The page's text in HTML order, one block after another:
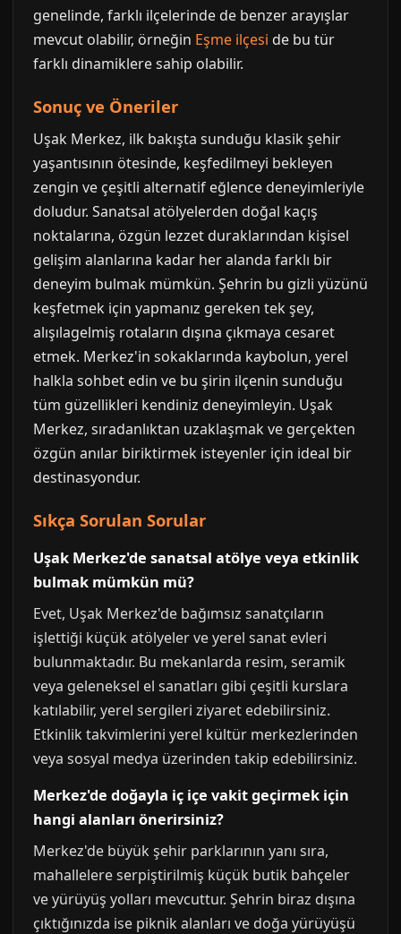
genelinde, farklı ilçelerinde de benzer arayışlar
mevcut olabilir, örneğin Eşme ilçesi de bu tür
farklı dinamiklere sahip olabilir.
Sonuç ve Öneriler
Uşak Merkez, ilk bakışta sunduğu klasik şehir
yaşantısının ötesinde, keşfedilmeyi bekleyen
zengin ve çeşitli alternatif eğlence deneyimleriyle
doludur. Sanatsal atölyelerden doğal kaçış
noktalarına, özgün lezzet duraklarından kişisel
gelişim alanlarına kadar her alanda farklı bir
deneyim bulmak mümkün. Şehrin bu gizli yüzünü
keşfetmek için yapmanız gereken tek şey,
alışılagelmiş rotaların dışına çıkmaya cesaret
etmek. Merkez'in sokaklarında kaybolun, yerel
halkla sohbet edin ve bu şirin ilçenin sunduğu
tüm güzellikleri kendiniz deneyimleyin. Uşak
Merkez, sıradanlıktan uzaklaşmak ve gerçekten
özgün anılar biriktirmek isteyenler için ideal bir
destinasyondur.
Sıkça Sorulan Sorular
Uşak Merkez'de sanatsal atölye veya etkinlik
bulmak mümkün mü?
Evet, Uşak Merkez'de bağımsız sanatçıların
işlettiği küçük atölyeler ve yerel sanat evleri
bulunmaktadır. Bu mekanlarda resim, seramik
veya geleneksel el sanatları gibi çeşitli kurslara
katılabilir, yerel sergileri ziyaret edebilirsiniz.
Etkinlik takvimlerini yerel kültür merkezlerinden
veya sosyal medya üzerinden takip edebilirsiniz.
Merkez'de doğayla iç içe vakit geçirmek için
hangi alanları önerirsiniz?
Merkez'de büyük şehir parklarının yanı sıra,
mahallelere serpiştirilmiş küçük butik bahçeler
ve yürüyüş yolları mevcuttur. Şehrin biraz dışına
çıktığınızda ise piknik alanları ve doğa yürüyüşü